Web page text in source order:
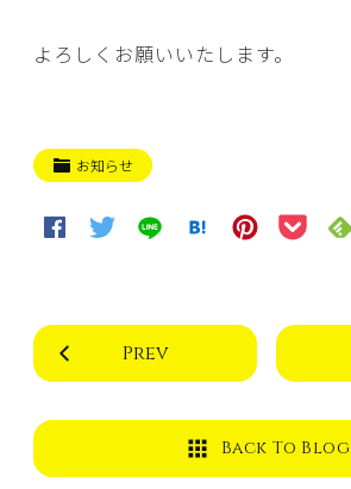
よろしくお願いいたします。
お知らせ
Prev
Back To Blog